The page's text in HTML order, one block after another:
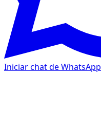
Iniciar chat de WhatsApp